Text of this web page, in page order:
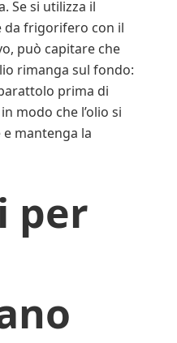
Se si utilizza il
da frigorifero con il
può capitare che
rimanga sul fondo:
prima di
modo che l’olio si
mantenga la
per